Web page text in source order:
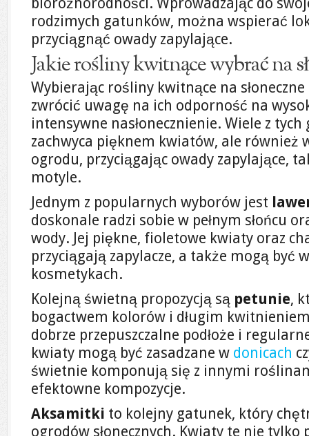
rodzimych gatunków, można wspierać
przyciągnąć owady zapylające.
Jakie rośliny kwitnące wybrać na
Wybierając rośliny kwitnące na
zwrócić uwagę na ich odporność na
intensywne nasłonecznienie. Wiele z
zachwyca pięknem kwiatów, ale również
ogrodu, przyciągając owady zapylające,
motyle.
Jednym z popularnych wyborów jest
doskonale radzi sobie w pełnym słońcu
wody. Jej piękne, fioletowe kwiaty oraz
przyciągają zapylacze, a także mogą być
kosmetykach.
Kolejną świetną propozycją są petunie,
bogactwem kolorów i długim
dobrze przepuszczalne podłoże i
kwiaty mogą być zasadzane w donicach
świetnie komponują się z innymi
efektowne kompozycje.
Aksamitki to kolejny gatunek, który
ogrodów słonecznych. Kwiaty te nie tylko